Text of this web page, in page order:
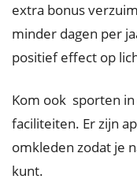
extra bonus
minder dagen per
positief effect op
Kom ook sporten
faciliteiten. Er zijn
omkleden zodat je
kunt.